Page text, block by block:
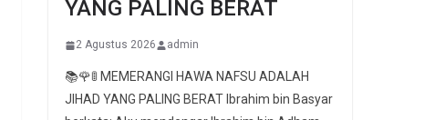
YANG PALING BERAT
2 Agustus 2026 admin
📚🌹🚦 MEMERANGI HAWA NAFSU ADALAH
JIHAD YANG PALING BERAT Ibrahim bin Basyar